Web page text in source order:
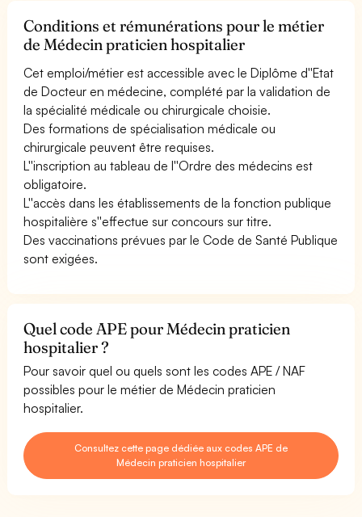
Conditions et rémunérations pour le métier
de Médecin praticien hospitalier
Cet emploi/métier est accessible avec le Diplôme d''Etat
de Docteur en médecine, complété par la validation de
la spécialité médicale ou chirurgicale choisie.
Des formations de spécialisation médicale ou
chirurgicale peuvent être requises.
L''inscription au tableau de l''Ordre des médecins est
obligatoire.
L''accès dans les établissements de la fonction publique
hospitalière s''effectue sur concours sur titre.
Des vaccinations prévues par le Code de Santé Publique
sont exigées.
Quel code APE pour Médecin praticien
hospitalier ?
Pour savoir quel ou quels sont les codes APE / NAF
possibles pour le métier de Médecin praticien
hospitalier.
Consultez cette page dédiée aux codes APE de
Médecin praticien hospitalier